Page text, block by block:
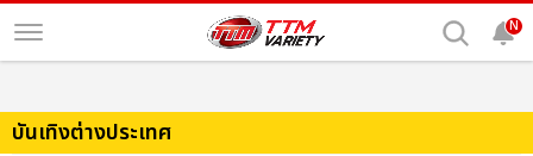
N
บันเทิงต่างประเทศ